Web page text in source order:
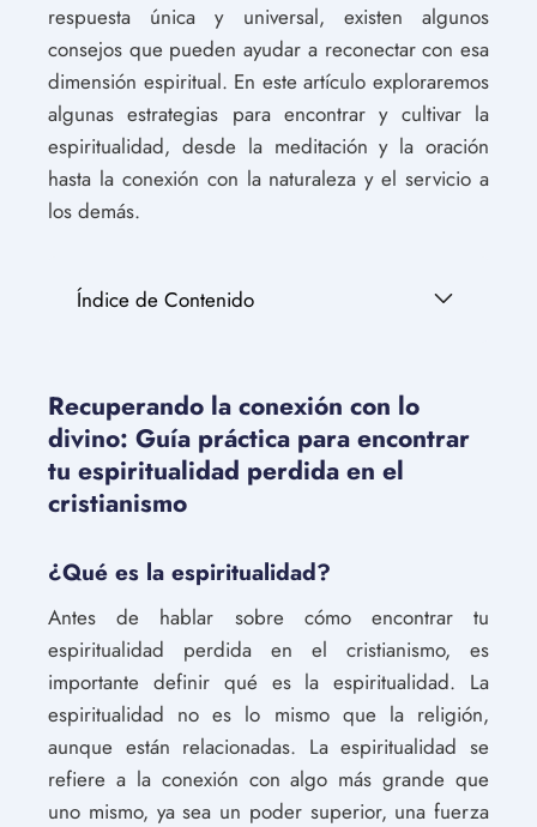
respuesta única y universal, existen algunos
consejos que pueden ayudar a reconectar con esa
dimensión espiritual. En este artículo exploraremos
algunas estrategias para encontrar y cultivar la
espiritualidad, desde la meditación y la oración
hasta la conexión con la naturaleza y el servicio a
los demás.
Índice de Contenido
Recuperando la conexión con lo
divino: Guía práctica para encontrar
tu espiritualidad perdida en el
cristianismo
¿Qué es la espiritualidad?
Antes de hablar sobre cómo encontrar tu
espiritualidad perdida en el cristianismo, es
importante definir qué es la espiritualidad. La
espiritualidad no es lo mismo que la religión,
aunque están relacionadas. La espiritualidad se
refiere a la conexión con algo más grande que
uno mismo, ya sea un poder superior, una fuerza